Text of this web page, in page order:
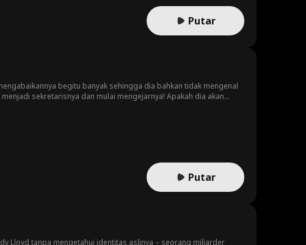
Putar
begitu banyak sehingga dia bahkan tidak mengenal
sekretarisnya dan mulai mengejarnya! Apakah dia akan
Putar
Lloyd tanpa mengetahui identitas aslinya – seorang miliarder